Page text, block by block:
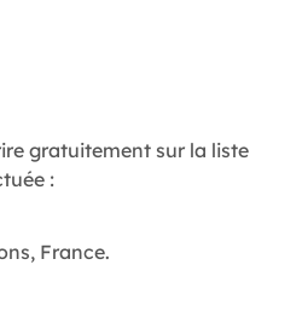
gratuitement sur la liste
:
France.